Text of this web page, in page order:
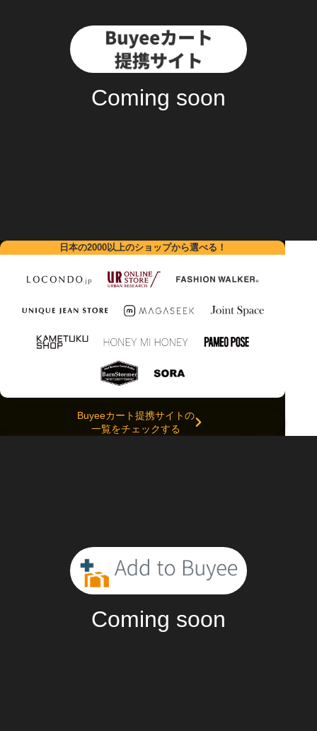
2024/11/19 - 2024/11/28 [日本時間]
Coming soon
日本の2000以上のショップから選べる！
Buyeeカート提携サイトの
一覧をチェックする
円OFF！
2024/11/19 - 2024/11/28 [日本時間]
Coming soon